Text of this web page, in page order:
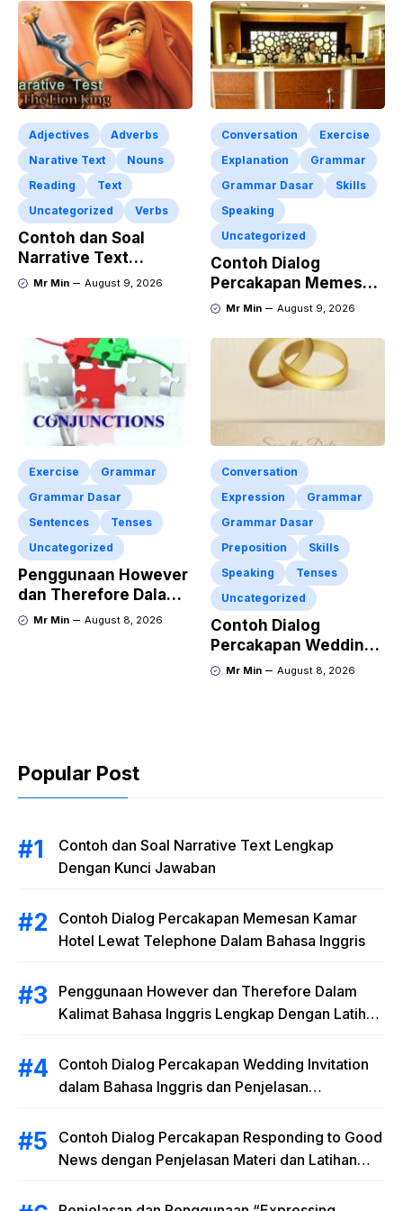
Adjectives
Adverbs
Narative Text
Nouns
Reading
Text
Uncategorized
Verbs
Contoh dan Soal
Narrative Text
Lengkap Dengan
Mr Min August 9, 2026
Conversation
Exercise
Explanation
Grammar
Grammar Dasar
Skills
Speaking
Uncategorized
Contoh Dialog
Percakapan Memesan
Kamar Hotel Lewat
Bahasa Inggris
Mr Min August 9, 2026
Exercise
Grammar
Grammar Dasar
Sentences
Tenses
Uncategorized
Penggunaan However
dan Therefore Dalam
Kalimat Bahasa
Mr Min August 8, 2026
Conversation
Expression
Grammar
Grammar Dasar
Preposition
Skills
Speaking
Tenses
Uncategorized
Contoh Dialog
Percakapan Wedding
Invitation dalam
Mr Min August 8, 2026
Popular Post
Contoh dan Soal Narrative Text Lengkap
Dengan Kunci Jawaban
Contoh Dialog Percakapan Memesan Kamar
Hotel Lewat Telephone Dalam Bahasa Inggris
Penggunaan However dan Therefore Dalam
Kalimat Bahasa Inggris Lengkap Dengan Latihan
Contoh Dialog Percakapan Wedding Invitation
dalam Bahasa Inggris dan Penjelasan
Contoh Dialog Percakapan Responding to Good
News dengan Penjelasan Materi dan Latihan